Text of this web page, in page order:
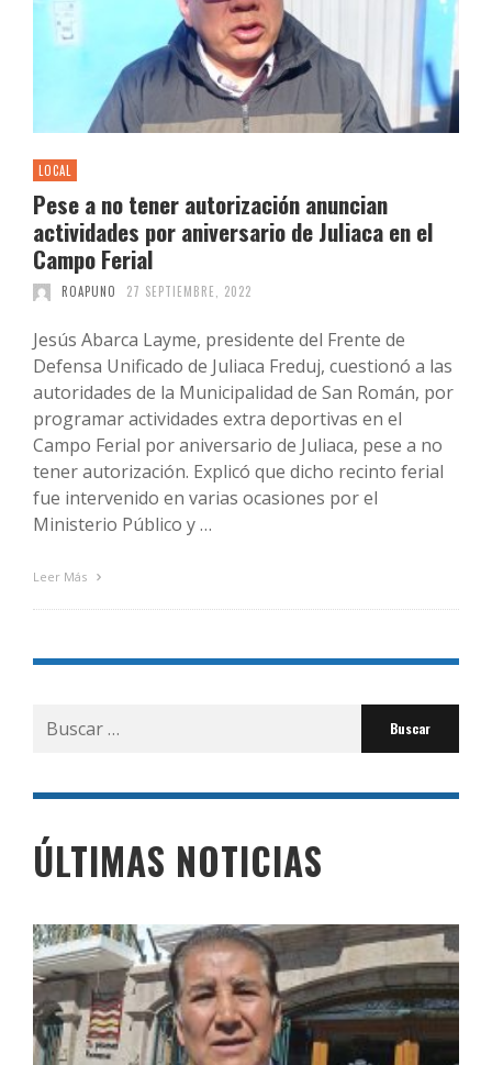
LOCAL
Pese a no tener autorización anuncian
actividades por aniversario de Juliaca en el
Campo Ferial
ROAPUNO 27 SEPTIEMBRE, 2022
Jesús Abarca Layme, presidente del Frente de
Defensa Unificado de Juliaca Freduj, cuestionó a las
autoridades de la Municipalidad de San Román, por
programar actividades extra deportivas en el
Campo Ferial por aniversario de Juliaca, pese a no
tener autorización. Explicó que dicho recinto ferial
fue intervenido en varias ocasiones por el
Ministerio Público y …
Leer Más
Buscar
por:
ÚLTIMAS NOTICIAS